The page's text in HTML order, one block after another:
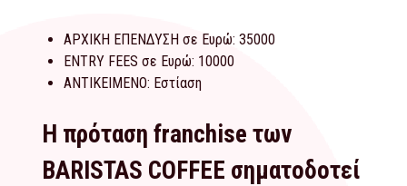
ΑΡΧΙΚΗ ΕΠΕΝΔΥΣΗ σε Ευρώ: 35000
ENTRY FEES σε Ευρώ: 10000
ΑΝΤΙΚΕΙΜΕΝΟ: Εστίαση
Η πρόταση franchise των
BARISTAS COFFEE σηματοδοτεί